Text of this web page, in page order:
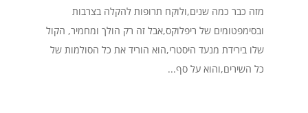
מזה כבר כמה שנים,ולוקח תרופות להקלה בצרבות
ובסימפטומים של ריפלוקס,אבל זה רק הולך ומחמיר, הקול
שלו בירידת מנעד היסטרי,הוא הוריד את כל הסולמות של
כל השירים,והוא על סף...